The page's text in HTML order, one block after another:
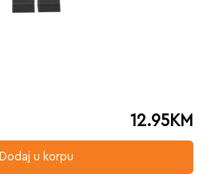
12.95KM
Dodaj u korpu